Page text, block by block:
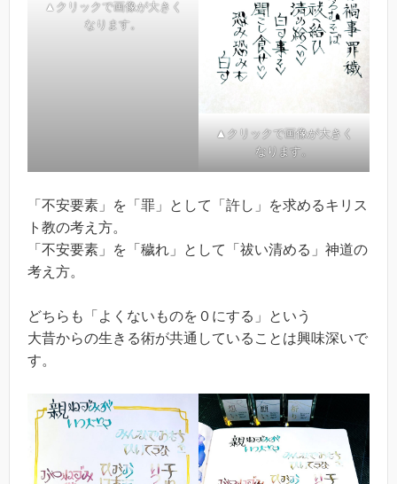
▲クリックで画像が大きく
なります。
▲クリックで画像が大きく
なります。
「不安要素」を「罪」として「許し」を求めるキリス
ト教の考え方。
「不安要素」を「穢れ」として「祓い清める」神道の
考え方。
どちらも「よくないものを０にする」という
大昔からの生きる術が共通していることは興味深いで
す。